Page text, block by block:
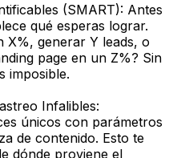
(SMART): Antes
qué esperas lograr.
X%, generar Y leads, o
page en un Z%? Sin
imposible.
Infalibles:
únicos con parámetros
de contenido. Esto te
dónde proviene el